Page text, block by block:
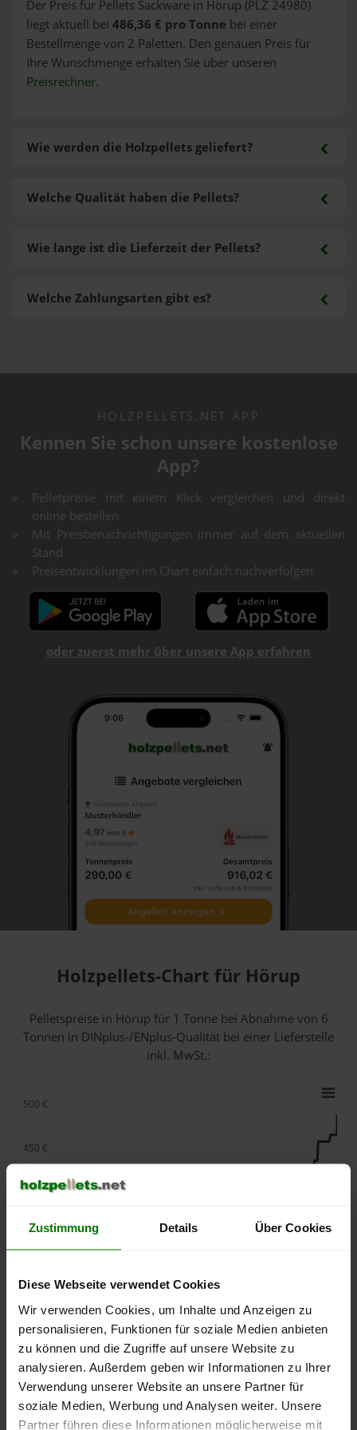
Zustimmung Details Über Cookies
Diese Webseite verwendet Cookies
Wir verwenden Cookies, um Inhalte und Anzeigen zu
personalisieren, Funktionen für soziale Medien anbieten
zu können und die Zugriffe auf unsere Website zu
analysieren. Außerdem geben wir Informationen zu Ihrer
Verwendung unserer Website an unsere Partner für
soziale Medien, Werbung und Analysen weiter. Unsere
Partner führen diese Informationen möglicherweise mit
Der Preis für Pellets Sackware in Hörup (PLZ 24980)
liegt aktuell bei 486,36 € pro Tonne bei einer
Bestellmenge von 2 Paletten. Den genauen Preis für
Ihre Wunschmenge erhalten Sie über unseren
Preisrechner.
Wie werden die Holzpellets geliefert?
Welche Zahlungsarten gibt es?
Welche Qualität haben die Pellets?
Wie lange ist die Lieferzeit der Pellets?
HOLZPELLETS.NET APP
Kennen Sie schon unsere kostenlose
App?
Pelletpreise mit einem Klick vergleichen und direkt
online bestellen
Mit Preisbenachrichtigungen immer auf dem aktuellen
Stand
Preisentwicklungen im Chart einfach nachverfolgen
oder zuerst mehr über unsere App erfahren
Holzpellets-Chart für Hörup
Pelletspreise in Hörup für 1 Tonne bei Abnahmevon 6
Tonnen in DINplus-/ENplus-Qualität bei einer Lieferstelle
inkl. MwSt.:
lose Ware Sackware
September
2025
Januar
2026
Mai
2026
300 €
400 €
450 €
500 €
Die aktuelle Preisentwicklung für Holzpellets in Deutschland
können Sie jederzeit auf unsererPelletspreise-Seite